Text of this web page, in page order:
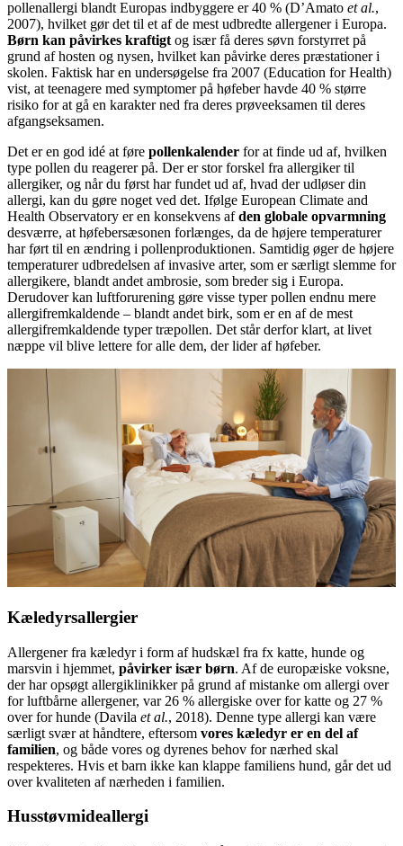
pollenallergi blandt Europas indbyggere er 40 % (D’Amato et al.,
2007), hvilket gør det til et af de mest udbredte allergener i Europa.
Børn kan påvirkes kraftigt og især få deres søvn forstyrret på
grund af hosten og nysen, hvilket kan påvirke deres præstationer i
skolen. Faktisk har en undersøgelse fra 2007 (Education for Health)
vist, at teenagere med symptomer på høfeber havde 40 % større
risiko for at gå en karakter ned fra deres prøveeksamen til deres
afgangseksamen.
Det er en god idé at føre pollenkalender for at finde ud af, hvilken
type pollen du reagerer på. Der er stor forskel fra allergiker til
allergiker, og når du først har fundet ud af, hvad der udløser din
allergi, kan du gøre noget ved det. Ifølge European Climate and
Health Observatory er en konsekvens afden globale opvarmning
desværre, at høfebersæsonen forlænges, da de højere temperaturer
har ført til en ændring i pollenproduktionen. Samtidig øger de højere
temperaturer udbredelsen af invasive arter, som er særligt slemme for
allergikere, blandt andet ambrosie, som breder sig i Europa.
Derudover kan luftforurening gøre visse typer pollen endnu mere
allergifremkaldende – blandt andet birk, som er en af de mest
allergifremkaldende typer træpollen. Det står derfor klart, at livet
næppe vil blive lettere for alle dem, der lider af høfeber.
Kæledyrsallergier
Allergener fra kæledyr i form af hudskæl fra fx katte, hunde og
marsvin i hjemmet, påvirker især børn. Af de europæiske voksne,
der har opsøgt allergiklinikker på grund af mistanke om allergi over
for luftbårne allergener, var 26 % allergiske over for katte og 27 %
over for hunde (Davila et al., 2018). Denne type allergi kan være
særligt svær at håndtere, eftersom vores kæledyr er en del af
familien, og både vores og dyrenes behov for nærhed skal
respekteres. Hvis et barn ikke kan klappe familiens hund, går det ud
over kvaliteten af nærheden i familien.
Husstøvmideallergi